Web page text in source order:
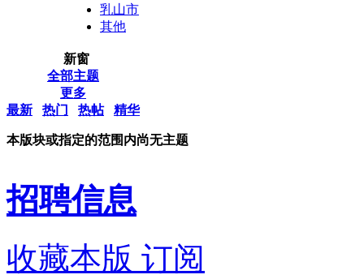
乳山市
其他
新窗
全部主题
更多
最新
热门 热帖 精华
本版块或指定的范围内尚无主题
招聘信息
收藏本版 订阅